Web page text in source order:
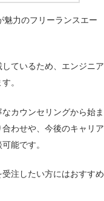
魅力のフリーランスエー
ているため、エンジニア
。
カウンセリングから始ま
わせや、今後のキャリア
能です。
注したい方にはおすすめ